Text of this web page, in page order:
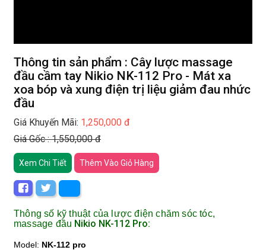
Thông tin sản phẩm : Cây lược massage
đầu cầm tay Nikio NK-112 Pro - Mát xa
xoa bóp và xung điện trị liệu giảm đau nhức
đầu
Giá Khuyến Mãi: 1,250,000 đ
Giá Gốc : 1,550,000 đ
Xem Chi Tiết Thêm Vào Giỏ Hàng
Thông số kỹ thuật của lược điện chăm sóc tóc,
massage đầu Nikio NK-112 Pro:
Model: NK-112 pro